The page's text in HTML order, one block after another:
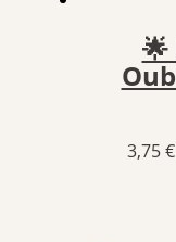
3,75€